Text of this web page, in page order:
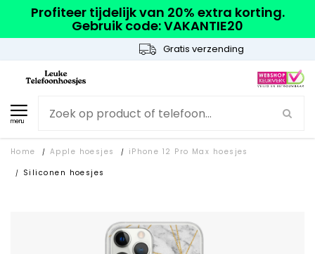
Profiteer tijdelijk van 20% extra korting.
Gebruik code: VAKANTIE20
Gratis verzending
menu
Home / Apple hoesjes / iPhone 12 Pro Max hoesjes
/ Siliconen hoesjes